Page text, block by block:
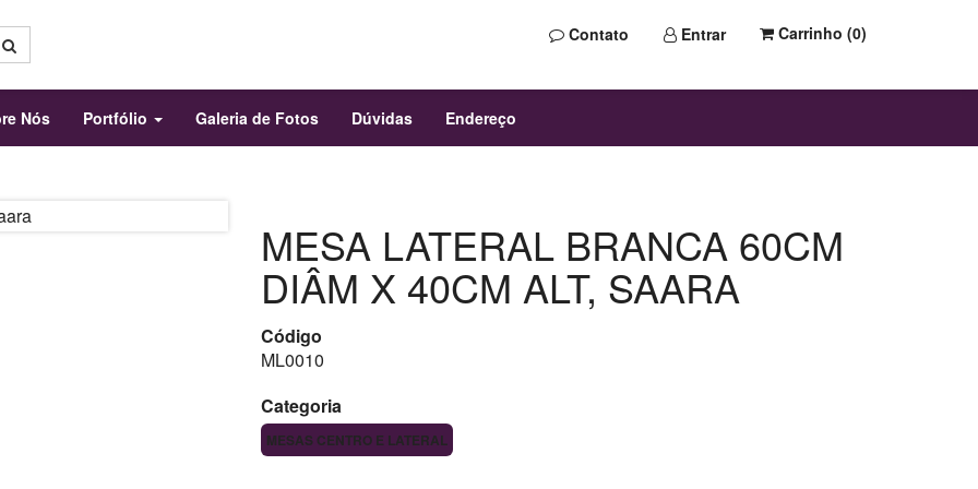
Contato Entrar Carrinho (0)
Nós Portfólio Galeria de Fotos Dúvidas Endereço
MESA LATERAL BRANCA 60CM
DIÂM X 40CM ALT, SAARA
Código
ML0010
Categoria
MESAS CENTRO E LATERAL